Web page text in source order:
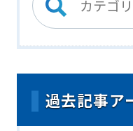
過去記事ア